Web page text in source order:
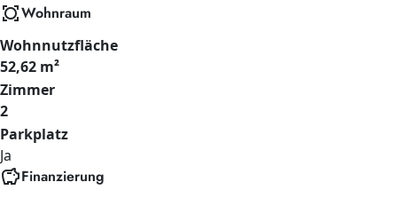
all_outWohnraum
Wohnnutzfläche
52,62 m²
Zimmer
2
Parkplatz
Ja
savingsFinanzierung